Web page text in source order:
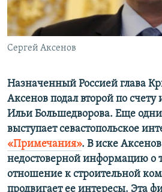
УКРАИНСКАЯ ПРОБЛЕМА КРЫМА
Все сайты RFE/RL
Сергей Аксенов
Назначенный Россией глава
Аксенов подал второй по счету
Ильи Большедворова. Еще
выступает севастопольское
«Примечания». В иске
недостоверной информацию о
отношение к строительной
продвигает ее интересы. Эта